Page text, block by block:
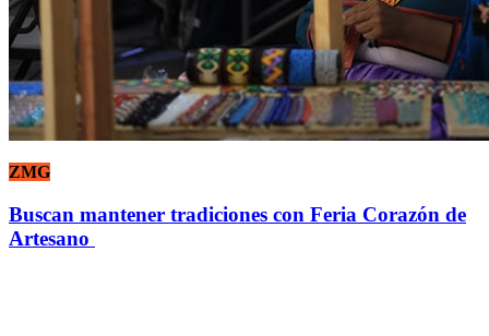
ZMG
Buscan mantener tradiciones con Feria Corazón de
Artesano